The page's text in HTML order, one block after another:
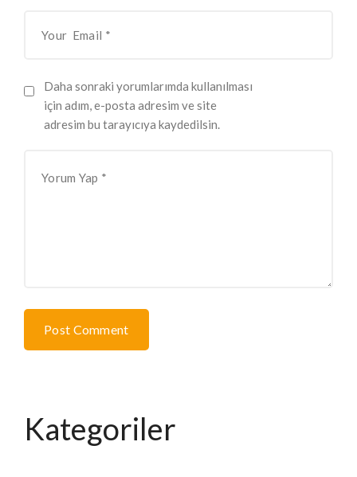
Kategoriler
Daha sonraki yorumlarımda kullanılması
için adım, e-posta adresim ve site
adresim bu tarayıcıya kaydedilsin.
Post Comment